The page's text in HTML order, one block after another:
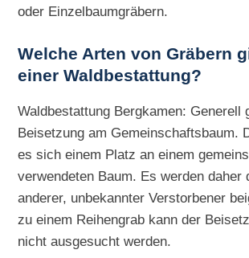
oder Einzelbaumgräbern.
Welche Arten von Gräbern
einer Waldbestattung?
Waldbestattung Bergkamen: Generell
Beisetzung am Gemeinschaftsbaum.
es sich einem Platz an einem
verwendeten Baum. Es werden daher
anderer, unbekannter Verstorbener
zu einem Reihengrab kann der
nicht ausgesucht werden.